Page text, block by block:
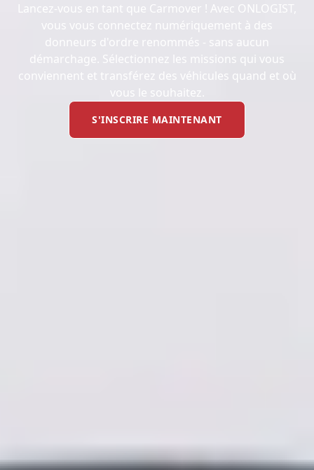
Lancez-vous en tant que Carmover ! Avec ONLOGIST,
vous vous connectez numériquement à des
donneurs d'ordre renommés - sans aucun
démarchage. Sélectionnez les missions qui vous
conviennent et transférez des véhicules quand et où
vous le souhaitez.
S'INSCRIRE MAINTENANT